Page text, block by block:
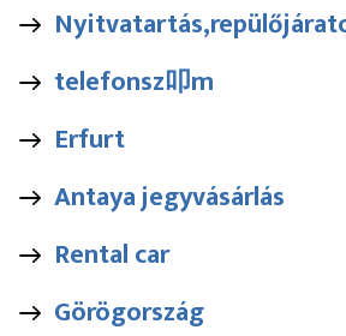
telefonsz叩m
Erfurt
Antaya jegyvásárlás
Rental car
Görögország